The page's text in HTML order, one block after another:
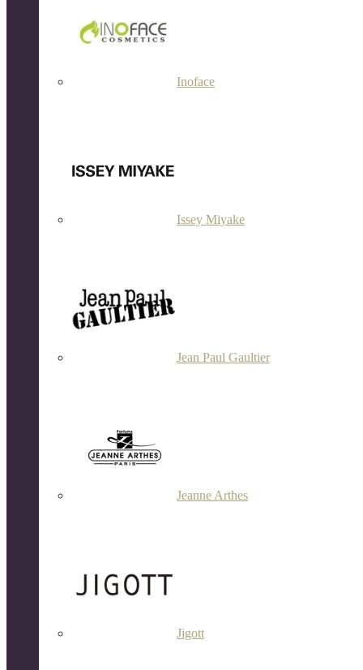
Inoface
Issey Miyake
Jean Paul Gaultier
Jeanne Arthes
Jigott